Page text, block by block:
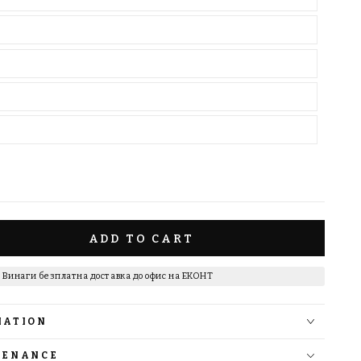
ADD TO CART
Винаги безплатна доставка до офис на ЕКОНТ